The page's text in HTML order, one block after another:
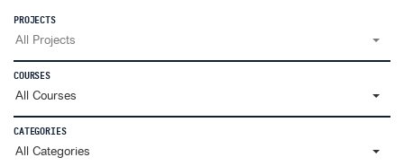
PROJECTS
All Projects
COURSES
All Courses
CATEGORIES
All Categories